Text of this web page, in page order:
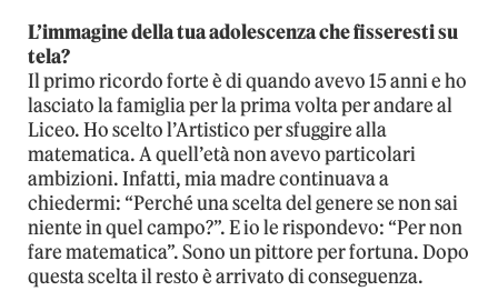
L’immagine della tua adolescenza che fisseresti su
tela?
Il primo ricordo forte è di quando avevo 15 anni e ho
lasciato la famiglia per la prima volta per andare al
Liceo. Ho scelto l’Artistico per sfuggire alla
matematica. A quell’età non avevo particolari
ambizioni. Infatti, mia madre continuava a
chiedermi: “Perché una scelta del genere se non sai
niente in quel campo?”. E io le rispondevo: “Per non
fare matematica”. Sono un pittore per fortuna. Dopo
questa scelta il resto è arrivato di conseguenza.